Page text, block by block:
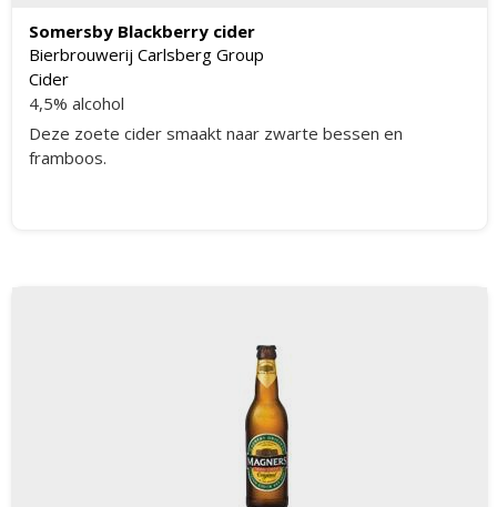
Somersby Blackberry cider
Bierbrouwerij Carlsberg Group
Cider
4,5% alcohol
Deze zoete cider smaakt naar zwarte bessen en
framboos.